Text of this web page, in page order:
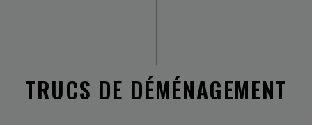
TRUCS DE DÉMÉNAGEMENT